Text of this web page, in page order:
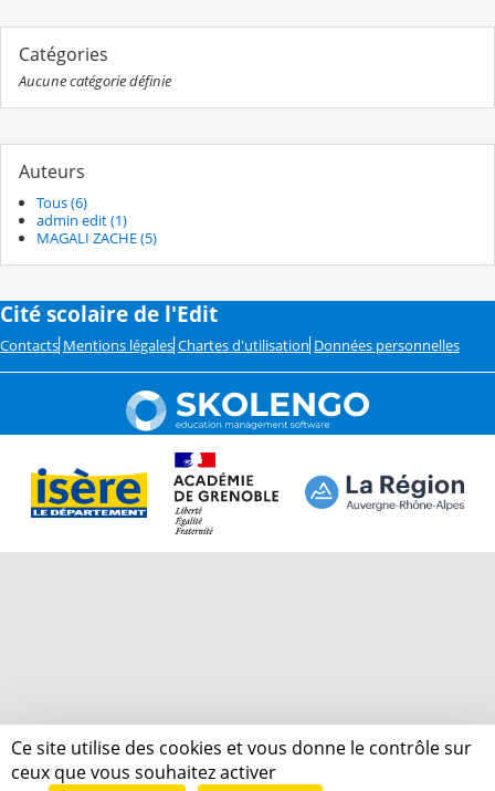
Catégories
Aucune catégorie définie
Auteurs
Tous (6)
admin edit (1)
MAGALI ZACHE (5)
Cité scolaire de l'Edit
Contacts Mentions légales Chartes d'utilisation Données personnelles
Ce site utilise des cookies et vous donne le contrôle sur
ceux que vous souhaitez activer